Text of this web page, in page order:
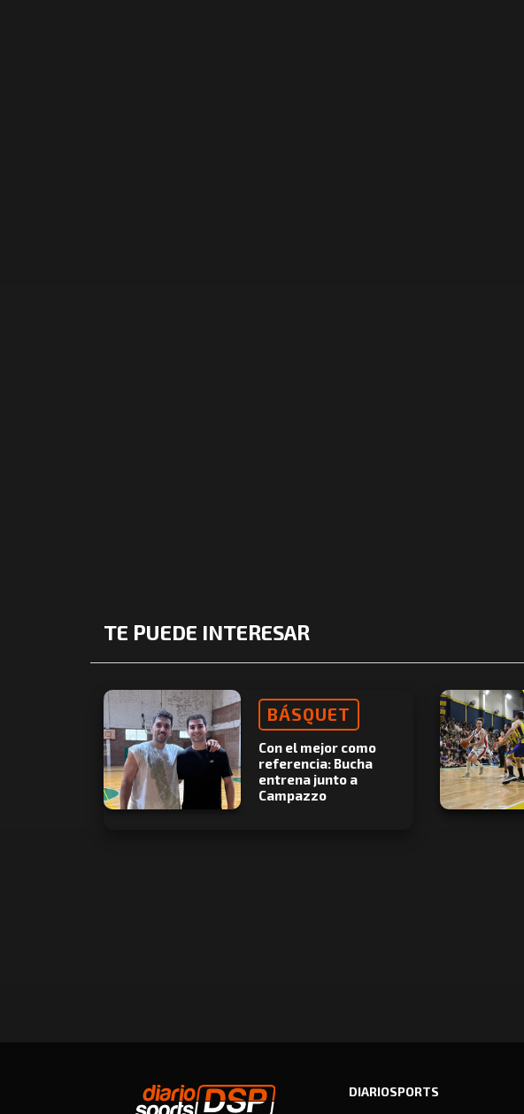
TE PUEDE INTERESAR
BÁSQUET
Con el mejor como
referencia: Bucha
entrena junto a
Campazzo
DIARIOSPORTS